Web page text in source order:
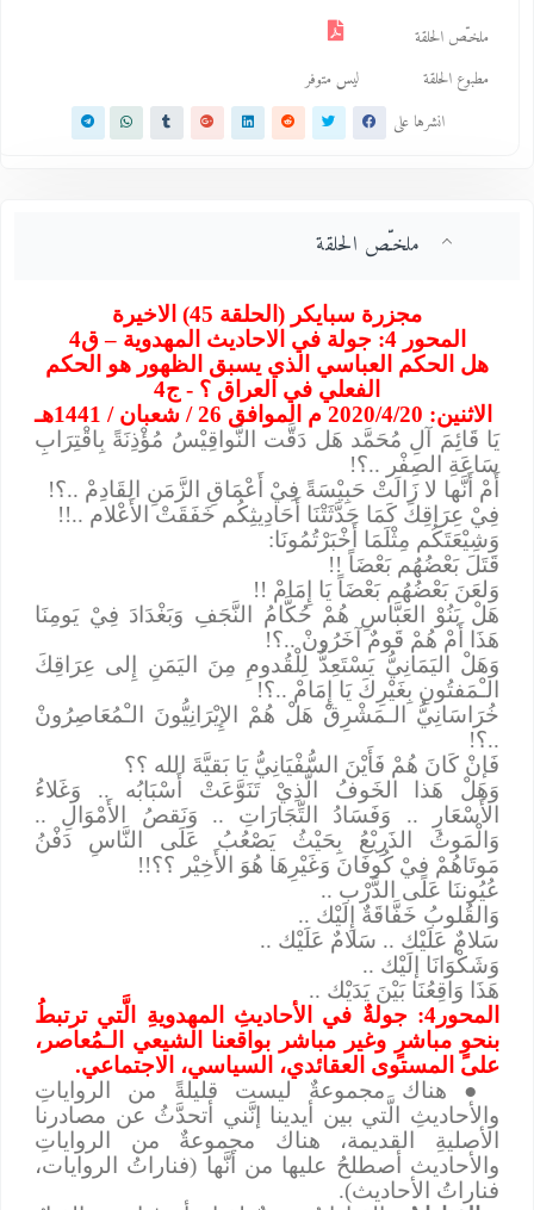
ملخـّص الحلقة
مطبوع الحلقة
ليس متوفر
انشرها على
ملخـّص الحلقة
مجزرة سبايكر (الحلقة 45) الاخيرة
المحور 4: جولة في الاحاديث المهدوية – ق4
هل الحكم العباسي الذي يسبق الظهور هو الحكم
الفعلي في العراق ؟ - ج4
الاثنين: 2020/4/20 م الموافق 26 / شعبان / 1441هـ
يَا قَائِمَ آلِ مُحَمَّد هَل دَقَّت النَّواقِيْسُ مُؤْذِنَةً بِاقْتِرَابِ
سَاعَةِ الصِفْر ..؟!
أَمْ أَنَّها لا زَالَتْ حَبِيْسَةً فِيْ أَعْمَاقِ الزَّمَنِ القَادِمْ ..؟!
فِيْ عِرَاقِكَ كَمَا حَدَّثَتْنَا أَحَادِيثِكُم خَفَقَتْ الأَعْلام ..!!
وَشِيْعَتَكُم مِثْلَمَا أَخْبَرْتُمُونَا:
قَتَلَ بَعْضُهُم بَعْضَاً !!
وَلعَنَ بَعْضُهُم بَعْضَاً يَا إِمَامْ !!
هَلْ بَنُوْ العَبَّاسِ هُمْ حُكَّامُ النَّجَفِ وَبَغْدَادَ فِيْ يَومِنَا
هَذَا أَمْ هُمْ قَومٌ آخَرُونْ ..؟!
وَهَلْ اليَمَانِيُّ يَسْتَعِدُّ لِلْقُدومِ مِنَ اليَمَنِ إِلى عِرَاقِكَ
الـْمَفتُونِ بِغَيْرِكَ يَا إِمَامْ ..؟!
خُرَاسَانِيُّ الـمَشْرِقْ هَلْ هُمْ الإِيْرَانِيُّونَ الـْمُعَاصِرُونْ
..؟!
فَإنْ كَانَ هُمْ فَأَيْنَ السُّفْيَانِيُّ يَا بَقيَّةَ الله ؟؟
وَهَلْ هَذا الخَوفُ الَّذِيْ تَنَوَّعَتْ أَسْبَابُه .. وَغَلاءُ
الأَسْعَارِ .. وَفَسَادُ التِّجَارَاتِ .. وَنَقصُ الأَمْوَالِ ..
وَالْمَوتُ الذَرِيْعُ بِحَيْثُ يَصْعُبُ عَلَى النَّاسِ دَفْنُ
مَوتَاهُمْ فِيْ كُوفَانَ وَغَيْرِهَا هُوَ الأَخِيْر ؟؟!!
عُيُوننَا عَلَى الدَّرْب ..
وَالقُلوبُ خَفَّاقَةٌ إِلَيْك ..
سَلامٌ عَلَيْك .. سَلامٌ عَلَيْك ..
وَشَكْوَانَا إلَيْك ..
هَذَا وَاقِعُنَا بَيْنَ يَدَيْك ..
المحور4:
جولةٌ في الأحاديثِ المهدويةِ الَّتي ترتبطُ
بنحوٍ مباشرٍ وغير مباشر بواقعنا الشيعي الـمُعاصر،
على المستوى العقائدي، السياسي، الاجتماعي.
●
هناك مجموعةٌ ليست قليلةً من الرواياتِ
والأحاديثِ الَّتي بين أيدينا إنَّني أتحدَّثُ عن مصادرنا
الأصليةِ القديمة، هناك مجموعةٌ من الرواياتِ
والأحاديث أصطلحُ عليها من أنَّها (فناراتُ الروايات،
فناراتُ الأحاديث).